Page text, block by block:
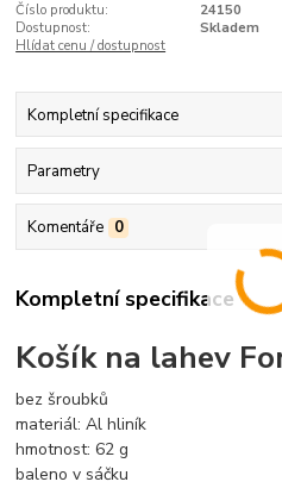
Číslo produktu:
24150
Dostupnost:
Skladem
Hlídat cenu / dostupnost
Kompletní specifikace
Parametry
Komentáře 0
Kompletní specifikace
Košík na lahev
bez šroubků
materiál: Al hliník
hmotnost: 62 g
baleno v sáčku